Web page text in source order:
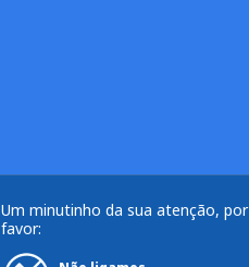
Um minutinho da sua atenção, por
favor: